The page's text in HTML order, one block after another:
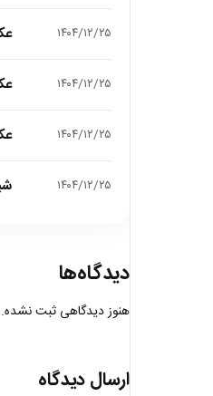
۱۴۰۴/۱۲/۲۵
۱۴۰۴/۱۲/۲۵
۱۴۰۴/۱۲/۲۵
۱۴۰۴/۱۲/۲۵
دیدگاه‌ها
هنوز دیدگاهی ثبت نشده.
ارسال دیدگاه